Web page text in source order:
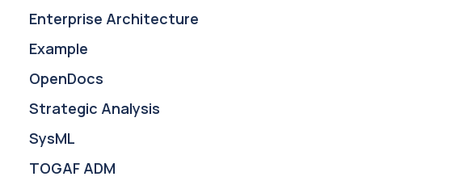
Enterprise Architecture
Example
OpenDocs
Strategic Analysis
SysML
TOGAF ADM